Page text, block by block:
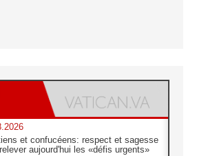
et confucéens: respect et sagesse
aujourd'hui les «défis urgents»